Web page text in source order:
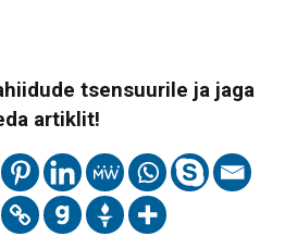
tsensuurile ja jaga
artiklit!